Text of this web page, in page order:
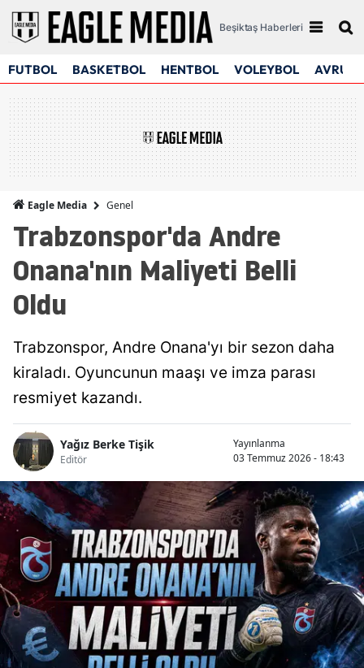
Beşiktaş Haberleri
FUTBOL BASKETBOL HENTBOL VOLEYBOL
Eagle Media Genel
Trabzonspor'da Andre
Onana'nın Maliyeti Belli
Oldu
Trabzonspor, Andre Onana'yı bir sezon daha
kiraladı. Oyuncunun maaşı ve imza parası
resmiyet kazandı.
Yağız Berke Tişik
Editör
Yayınlanma
03 Temmuz 2026 - 18:43